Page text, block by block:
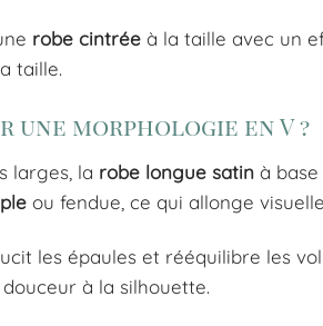
robe cintrée à la taille avec un
taille.
une morphologie en V ?
larges, la robe longue satin à
ou fendue, ce qui allonge
les épaules et rééquilibre les
à la silhouette.